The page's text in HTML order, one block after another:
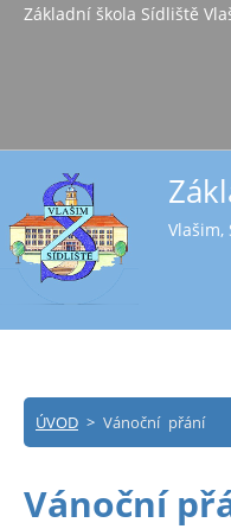
Základní škola Sídliště
Vlašim,
ÚVOD > Vánoční přání
Vánoční